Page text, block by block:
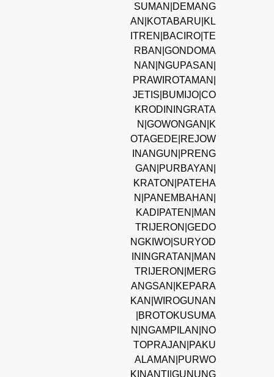
SUMAN|DEMANG
AN|KOTABARU|KL
ITREN|BACIRO|TE
RBAN|GONDOMA
NAN|NGUPASAN|
PRAWIROTAMAN|
JETIS|BUMIJO|CO
KRODININGRATA
N|GOWONGAN|K
OTAGEDE|REJOW
INANGUN|PRENG
GAN|PURBAYAN|
KRATON|PATEHA
N|PANEMBAHAN|
KADIPATEN|MAN
TRIJERON|GEDO
NGKIWO|SURYOD
ININGRATAN|MAN
TRIJERON|MERG
ANGSAN|KEPARA
KAN|WIROGUNAN
|BROTOKUSUMA
N|NGAMPILAN|NO
TOPRAJAN|PAKU
ALAMAN|PURWO
KINANTI|GUNUNG